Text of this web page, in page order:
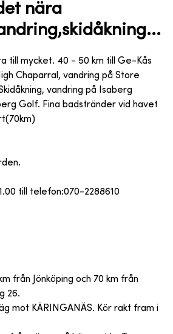
nära
till mycket. 40 - 50 km till Ge-Kås
Chaparral, vandring på Store
vandring på Isaberg
Golf. Fina badstränder vid havet
till telefon:070-2288610
från Jönköping och 70 km från
26.
mot KÄRINGANÄS. Kör rakt fram i